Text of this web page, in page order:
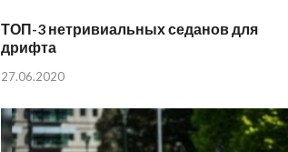
ТОП-3 нетривиальных седанов для
дрифта
27.06.2020